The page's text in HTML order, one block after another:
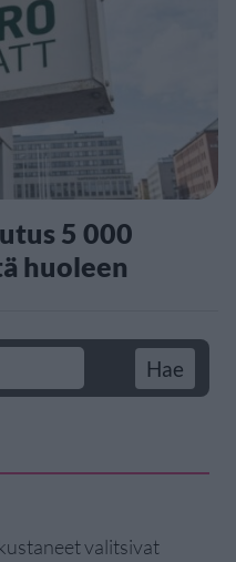
5 000
huoleen
valitsivat